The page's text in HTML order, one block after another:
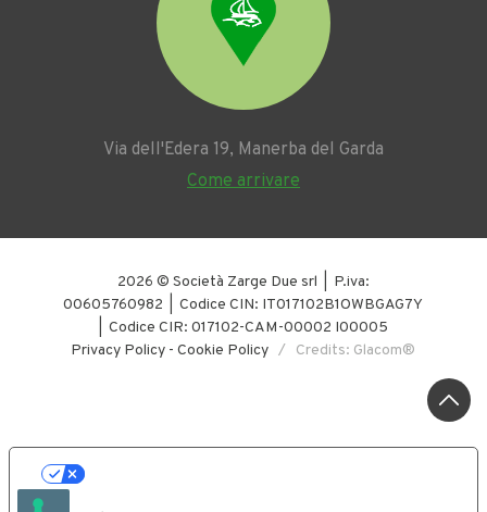
Via dell'Edera 19, Manerba del Garda
Come arrivare
2026 © Società Zarge Due srl | P.iva:
00605760982 | Codice CIN: IT017102B1OWBGAG7Y
| Codice CIR: 017102-CAM-00002 I00005
Privacy Policy -Cookie Policy / Credits: Glacom®